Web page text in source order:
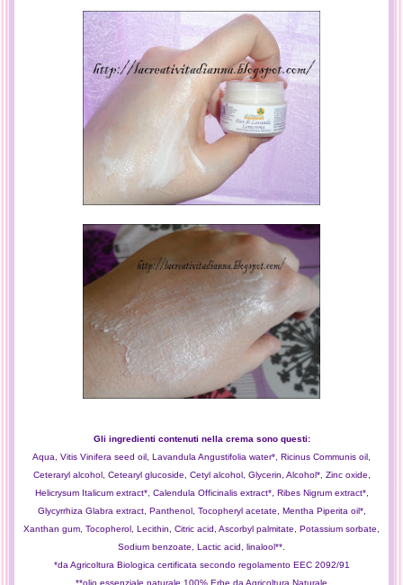
Gli ingredienti contenuti nella crema sono questi:
Aqua, Vitis Vinifera seed oil, Lavandula Angustifolia water*, Ricinus Communis oil,
Ceteraryl alcohol, Cetearyl glucoside, Cetyl alcohol, Glycerin, Alcohol*, Zinc oxide,
Helicrysum Italicum extract*, Calendula Officinalis extract*, Ribes Nigrum extract*,
Glycyrrhiza Glabra extract, Panthenol, Tocopheryl acetate, Mentha Piperita oil*,
Xanthan gum, Tocopherol, Lecithin, Citric acid, Ascorbyl palmitate, Potassium sorbate,
Sodium benzoate, Lactic acid, linalool**.
*da Agricoltura Biologica certificata secondo regolamento EEC 2092/91
**olio essenziale naturale 100% Erbe da Agricoltura Naturale